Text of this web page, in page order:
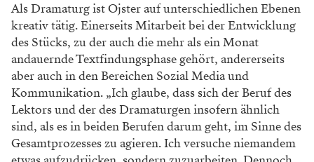
Als Dramaturg ist Ojster auf unterschiedlichen Ebenen
kreativ tätig. Einerseits Mitarbeit bei der Entwicklung
des Stücks, zu der auch die mehr als ein Monat
andauernde Textfindungsphase gehört, andererseits
aber auch in den Bereichen Sozial Media und
Kommunikation. „Ich glaube, dass sich der Beruf des
Lektors und der des Dramaturgen insofern ähnlich
sind, als es in beiden Berufen darum geht, im Sinne des
Gesamtprozesses zu agieren. Ich versuche niemandem